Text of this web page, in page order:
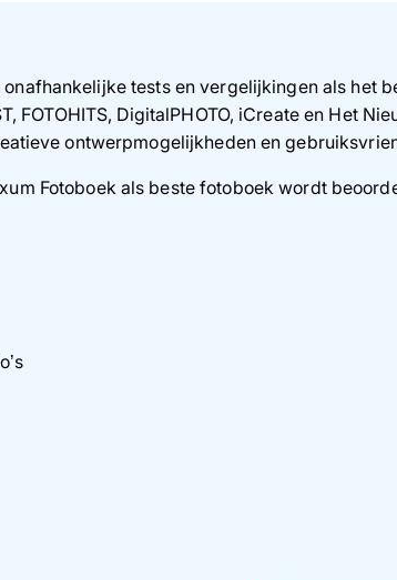
tests en vergelijkingen als het
FOTOHITS, DigitalPHOTO, iCreate en Het
ontwerpmogelijkheden en
Fotoboek als beste fotoboek wordt